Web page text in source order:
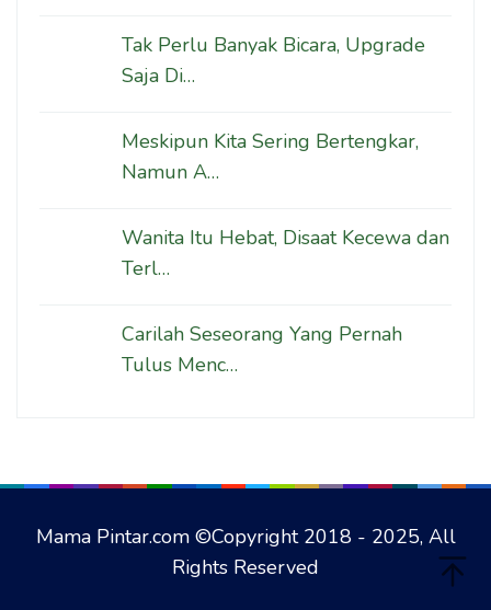
Tak Perlu Banyak Bicara, Upgrade
Saja Di…
Meskipun Kita Sering Bertengkar,
Namun A…
Wanita Itu Hebat, Disaat Kecewa dan
Terl…
Carilah Seseorang Yang Pernah
Tulus Menc…
Mama Pintar.com ©Copyright 2018 - 2025, All
Rights Reserved